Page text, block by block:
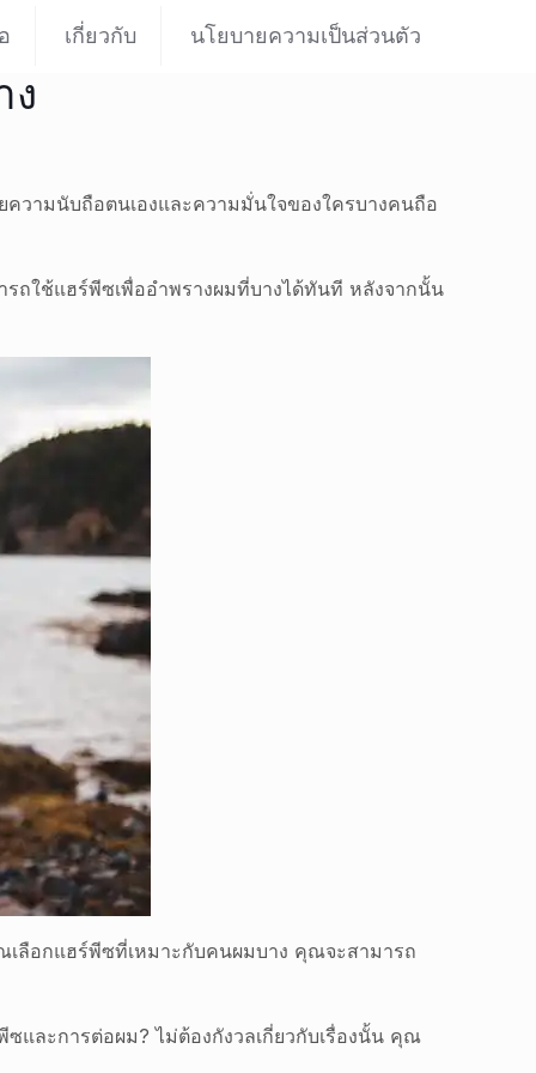
เกี่ยวกับ นโยบายความเป็นส่วนตัว
ง
วามนับถือตนเองและความมั่นใจของใครบางคนถือ
ใช้แฮร์พีซเพื่ออำพรางผมที่บางได้ทันที หลังจากนั้น
เลือกแฮร์พีซที่เหมาะกับคนผมบาง คุณจะสามารถ
และการต่อผม? ไม่ต้องกังวลเกี่ยวกับเรื่องนั้น คุณ